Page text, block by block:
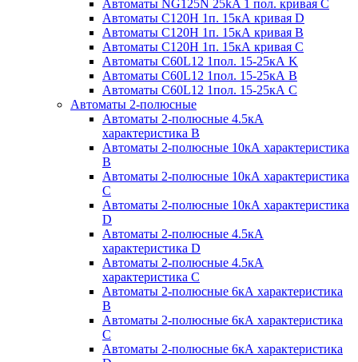
Автоматы NG125N 25kA 1 пол. кривая C
Автоматы С120H 1п. 15кА кривая D
Автоматы С120H 1п. 15кА кривая В
Автоматы С120H 1п. 15кА кривая С
Автоматы С60L12 1пол. 15-25кА K
Автоматы С60L12 1пол. 15-25кА В
Автоматы С60L12 1пол. 15-25кА С
Автоматы 2-полюсные
Автоматы 2-полюсные 4.5кА
характеристика В
Автоматы 2-полюсные 10кА характеристика
B
Автоматы 2-полюсные 10кА характеристика
C
Автоматы 2-полюсные 10кА характеристика
D
Автоматы 2-полюсные 4.5кА
характеристика D
Автоматы 2-полюсные 4.5кА
характеристика С
Автоматы 2-полюсные 6кА характеристика
B
Автоматы 2-полюсные 6кА характеристика
C
Автоматы 2-полюсные 6кА характеристика